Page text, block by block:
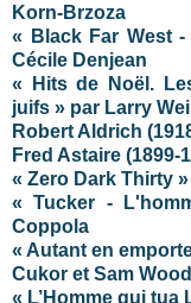
Korn-Brzoza
« Black Far West
Cécile Denjean
« Hits de Noël.
juifs » par Larry
Robert Aldrich
Fred Astaire (1899-
« Zero Dark Thirty
« Tucker -
Coppola
« Autant en
Cukor et Sam Wood
« L’Homme qui tua